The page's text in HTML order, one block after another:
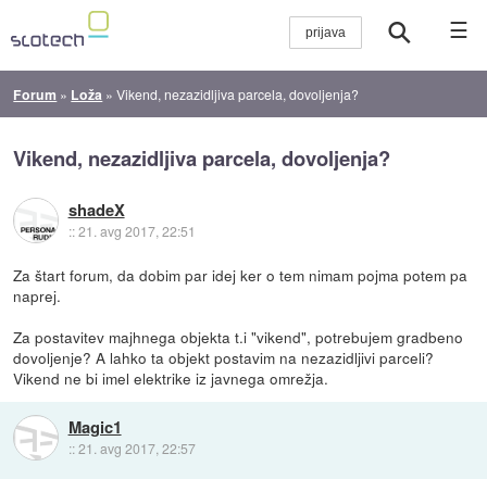
☰
Forum » Loža »Vikend, nezazidljiva parcela, dovoljenja?
Vikend, nezazidljiva parcela, dovoljenja?
shadeX
::21. avg 2017, 22:51
Za štart forum, da dobim par idej ker o tem nimam pojma potem pa
naprej.
Za postavitev majhnega objekta t.i "vikend", potrebujem gradbeno
dovoljenje? A lahko ta objekt postavim na nezazidljivi parceli?
Vikend ne bi imel elektrike iz javnega omrežja.
Magic1
::21. avg 2017, 22:57